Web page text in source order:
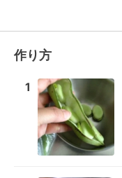
作り方
1